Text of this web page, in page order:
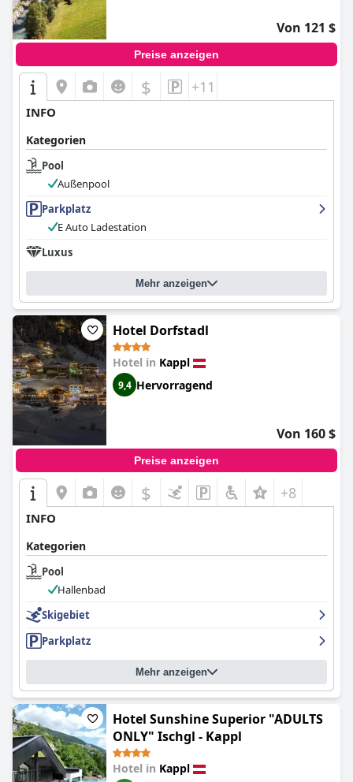
Von 121 $
Preise anzeigen
$ +11
INFO
Kategorien
Pool
Außenpool
Parkplatz
E Auto Ladestation
Luxus
Mehr anzeigen
Hotel Dorfstadl
Hotel in Kappl
9,4 Hervorragend
Von 160 $
Preise anzeigen
$ +8
INFO
Kategorien
Pool
Hallenbad
Skigebiet
Parkplatz
Mehr anzeigen
Hotel Sunshine Superior "ADULTS
ONLY" Ischgl - Kappl
Hotel in Kappl